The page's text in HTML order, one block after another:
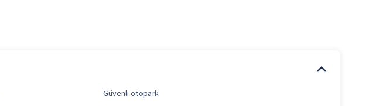
Güvenli otopark